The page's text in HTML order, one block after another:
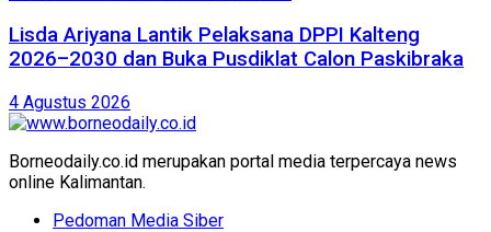
Lisda Ariyana Lantik Pelaksana DPPI Kalteng
2026–2030 dan Buka Pusdiklat Calon Paskibraka
4 Agustus 2026
Borneodaily.co.id merupakan portal media terpercaya news
online Kalimantan.
Pedoman Media Siber